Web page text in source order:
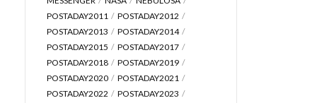
POSTADAY2011
POSTADAY2012
POSTADAY2013
POSTADAY2014
POSTADAY2015
POSTADAY2017
POSTADAY2018
POSTADAY2019
POSTADAY2020
POSTADAY2021
POSTADAY2022
POSTADAY2023